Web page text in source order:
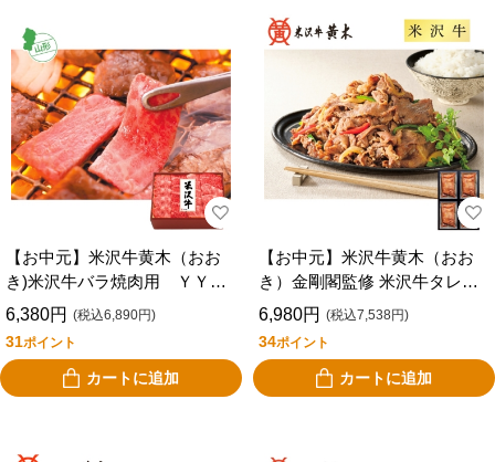
【お中元】米沢牛黄木（おお
き)米沢牛バラ焼肉用 ＹＹ６
０
6,380円 (税込6,890円)
31ポイント
カートに追加
【お中元】米沢牛黄木（おお
き）金剛閣監修 米沢牛タレ漬
け焼肉用 ＴＹ６０
6,980円 (税込7,538円)
34ポイント
カートに追加